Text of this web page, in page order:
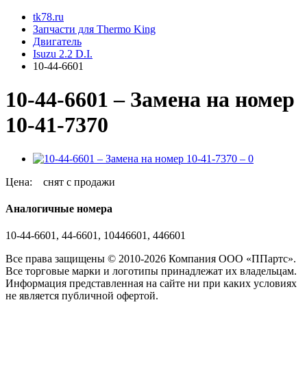
tk78.ru
Запчасти для Thermo King
Двигатель
Isuzu 2.2 D.I.
10-44-6601
10-44-6601 – Замена на номер
10-41-7370
Цена: снят с продажи
Аналогичные номера
10-44-6601, 44-6601, 10446601, 446601
Все права защищены © 2010-2026 Компания ООО «ППартс».
Все торговые марки и логотипы принадлежат их владельцам.
Информация представленная на сайте ни при каких условиях
не является публичной офертой.